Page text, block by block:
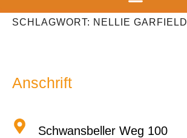
SCHLAGWORT: NELLIE GARFIELD
Anschrift
Schwansbeller Weg 100